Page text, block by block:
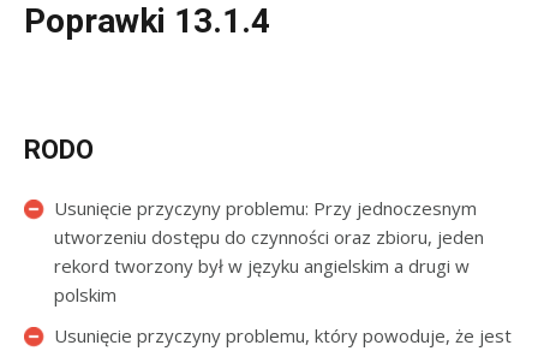
Poprawki 13.1.4
RODO
Usunięcie przyczyny problemu: Przy jednoczesnym
utworzeniu dostępu do czynności oraz zbioru, jeden
rekord tworzony był w języku angielskim a drugi w
polskim
Usunięcie przyczyny problemu, który powoduje, że jest